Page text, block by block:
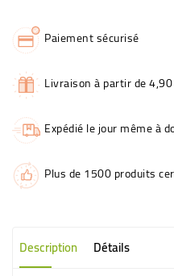
Paiement sécurisé
Livraison à partir de
Expédié le jour même à
Plus de 1500 produits
Description Détails